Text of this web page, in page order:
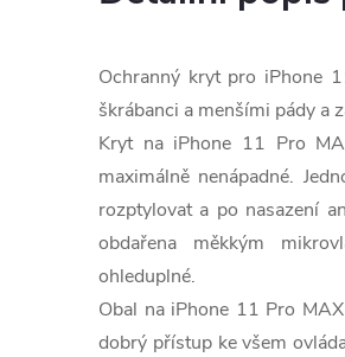
Ochranný kryt pro iPhone
škrábanci a menšími pády a
Kryt na iPhone 11 Pro
maximálně nenápadné.
rozptylovat a po nasazení
obdařena měkkým
ohleduplné.
Obal na iPhone 11 Pro
dobrý přístup ke všem